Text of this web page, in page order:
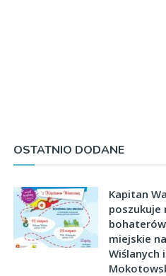
OSTATNIO DODANE
Kapitan
poszukuje
miejskie
Wiślanych